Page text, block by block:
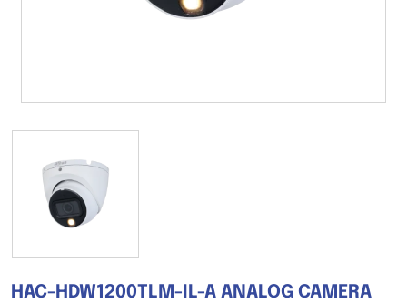
HAC-HDW1200TLM-IL-A ANALOG CAMERA